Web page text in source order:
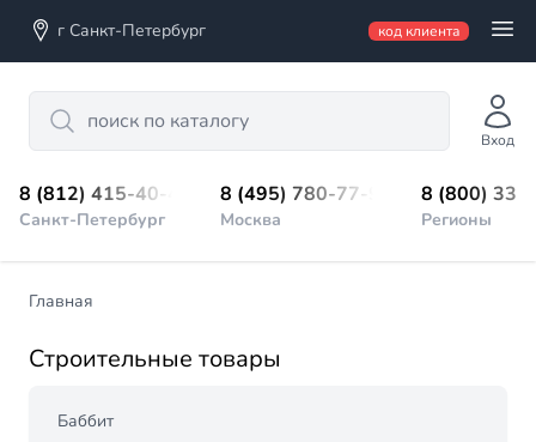
г Санкт-Петербург код клиента
Search
Вход
8 (812) 415-40-45
Санкт-Петербург
8 (495) 780-77-98
Москва
8 (800)
Регионы
Главная
Строительные товары
Баббит